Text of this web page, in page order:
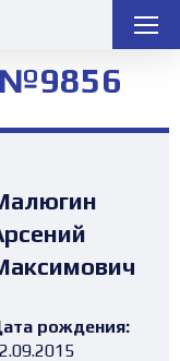
№9856
рождения: